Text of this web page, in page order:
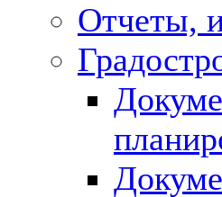
Отчеты,